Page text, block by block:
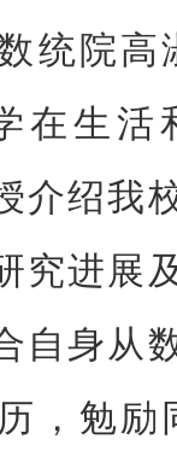
统院高
在生
介绍我
究进展
自身从
，勉励